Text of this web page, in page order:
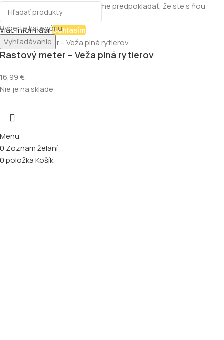
Vyberte kategóriu
Vyhľadávanie
používaní tejto stránky budeme predpokladať, že ste s ňou
spokojní.
Viac informáciiSúhlasím
Rastový meter – Veža plná rytierov
16,99€
Nie je na sklade
Menu
0 Zoznam želaní
0položkaKošík